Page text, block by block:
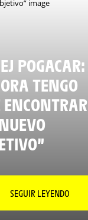
POGACAR:
TENGO
ENCONTRAR
SEGUIR LEYENDO